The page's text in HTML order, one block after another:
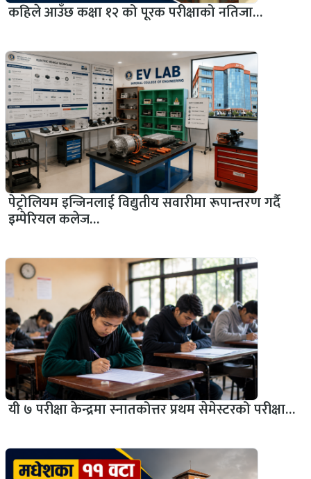
कहिले आउँछ कक्षा १२ को पूरक परीक्षाको नतिजा…
पेट्रोलियम इन्जिनलाई विद्युतीय सवारीमा रूपान्तरण गर्दै
इम्पेरियल कलेज…
यी ७ परीक्षा केन्द्रमा स्नातकोत्तर प्रथम सेमेस्टरको परीक्षा…